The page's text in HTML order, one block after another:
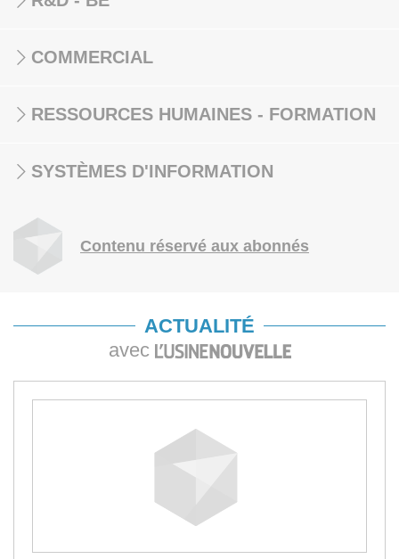
COMMERCIAL
RESSOURCES HUMAINES - FORMATION
SYSTÈMES D'INFORMATION
Contenu réservé aux abonnés
ACTUALITÉ
avec